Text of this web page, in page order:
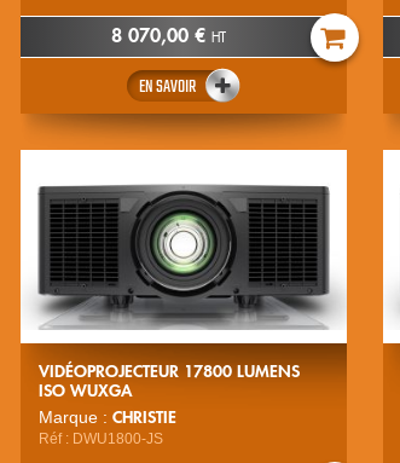
8 070,00 € HT
EN SAVOIR
VIDÉOPROJECTEUR 17800 LUMENS
ISO WUXGA
Marque : CHRISTIE
Réf : DWU1800-JS